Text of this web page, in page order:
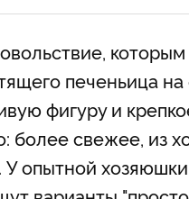
печеньица
фигуру и
более свежее, из
У опытной